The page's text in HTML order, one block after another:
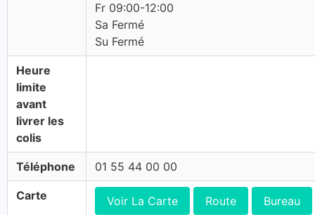
Fr 09:00-12:00
Sa Fermé
Su Fermé
Heure
limite
avant
livrer les
colis
Téléphone 01 55 44 00 00
Carte Voir La Carte Route Bureau